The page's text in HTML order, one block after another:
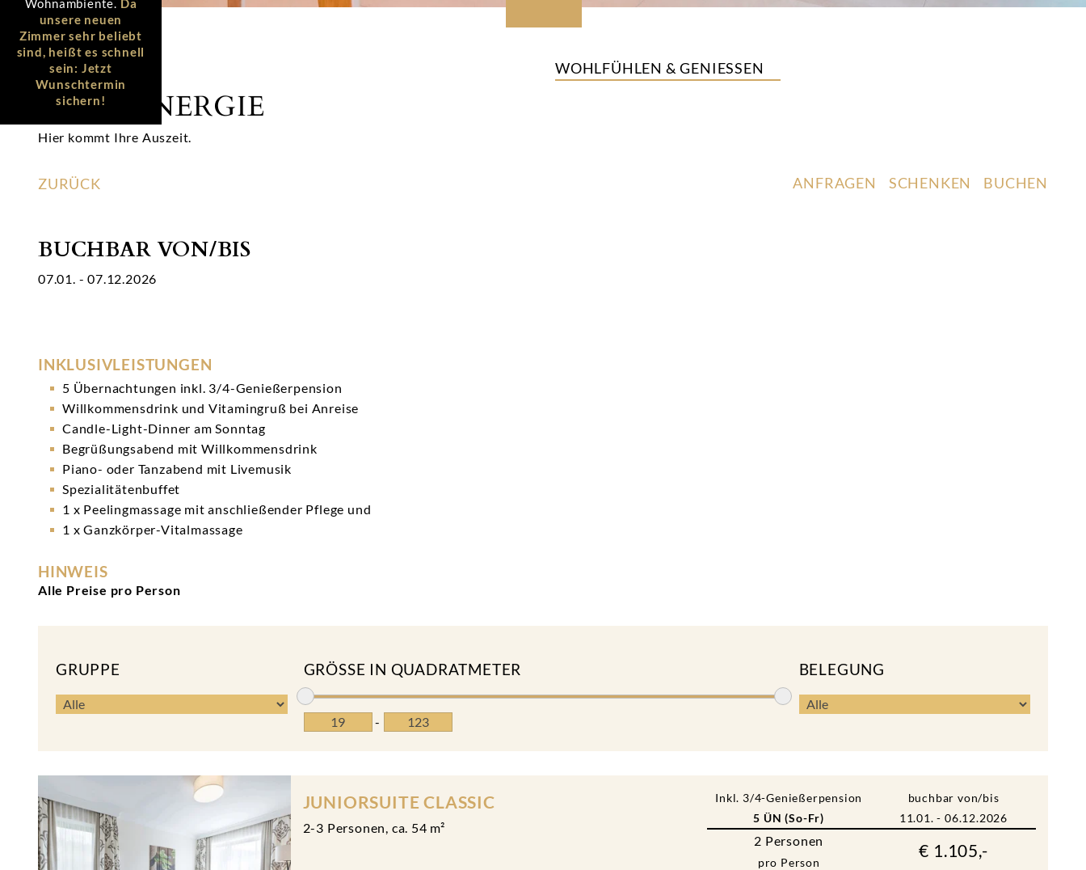
NEUE ENERGIE
WOHLFÜHLEN & GENIESSEN
Hier kommt Ihre Auszeit.
ZURÜCK ANFRAGEN SCHENKEN BUCHEN
BUCHBAR VON/BIS
07.01. - 07.12.2026
INKLUSIVLEISTUNGEN
5 Übernachtungen inkl. 3/4-Genießerpension
Willkommensdrink und Vitamingruß bei Anreise
Candle-Light-Dinner am Sonntag
Begrüßungsabend mit Willkommensdrink
Piano- oder Tanzabend mit Livemusik
Spezialitätenbuffet
1 x Peelingmassage mit anschließender Pflege und
1 x Ganzkörper-Vitalmassage
HINWEIS
Alle Preise pro Person
GRUPPE GRÖSSE IN QUADRATMETER
-
BELEGUNG
JUNIORSUITE CLASSIC
2-3 Personen ca. 54 m²
Inkl. 3/4-Genießerpension
5 ÜN (So-Fr)
buchbar von/bis
11.01. - 06.12.2026
2 Personen
pro Person
€ 1.105,-
Wohnambiente. Da
unsere neuen
Zimmer sehr beliebt
sind, heißt es schnell
sein: Jetzt
Wunschtermin
sichern!